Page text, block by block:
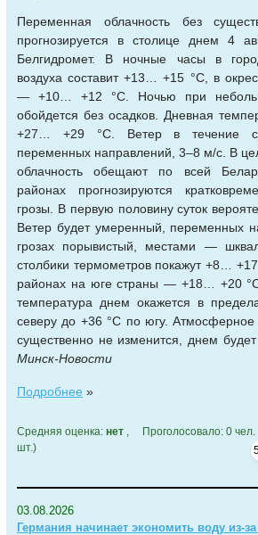
Переменная облачность без
прогнозируется в столице днем 4
Белгидромет. В ночные часы в
воздуха составит +13… +15 °С, в
— +10… +12 °С. Ночью при
обойдется без осадков. Дневная
+27… +29 °С. Ветер в течение
переменных направлений, 3–8 м/с. В
облачность обещают по всей
районах прогнозируются
грозы. В первую половину суток
Ветер будет умеренный, переменных
грозах порывистый, местами —
столбики термометров покажут +8…
районах на юге страны — +18… +20
температура днем окажется в
северу до +36 °С по югу.
существенно не изменится, днем
Минск-Новости
Подробнее »
Средняя оценка: нет , Проголосовало: 0
шт.)
03.08.2026
Германия начинает экономить воду из-